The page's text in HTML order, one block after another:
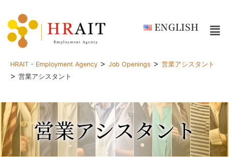
ENGLISH
HRAIT - Employment Agency > Job Openings > 営業アシスタント
> 営業アシスタント
営業アシスタント